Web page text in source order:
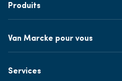
Produits
Van Marcke pour vous
Services